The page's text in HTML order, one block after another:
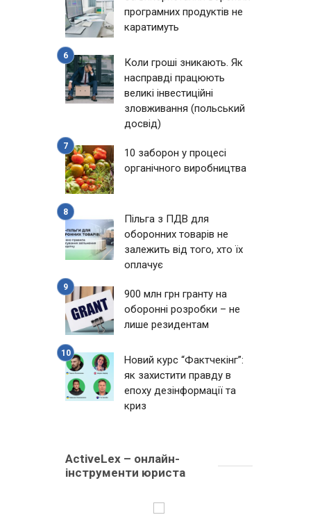
програмних продуктів не
каратимуть
Коли гроші зникають. Як
насправді працюють
великі інвестиційні
зловживання (польський
досвід)
10 заборон у процесі
органічного виробництва
Пільга з ПДВ для
оборонних товарів не
залежить від того, хто їх
оплачує
900 млн грн гранту на
оборонні розробки – не
лише резидентам
Новий курс “Фактчекінг”:
як захистити правду в
епоху дезінформації та
криз
ActiveLex – онлайн-
інструменти юриста